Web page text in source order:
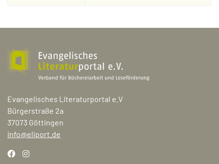
Evangelisches Literaturportal e.V
Bürgerstraße 2a
37073 Göttingen
info@eliport.de